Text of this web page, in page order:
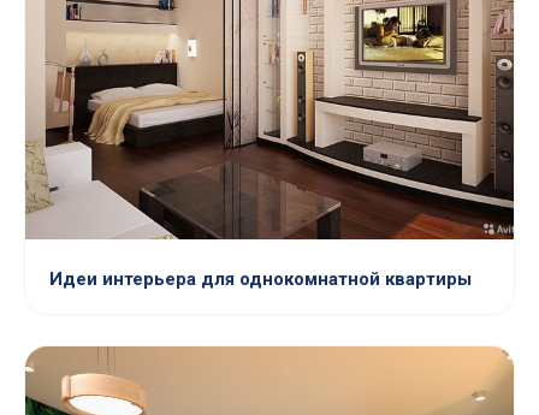
Идеи интерьера для однокомнатной квартиры